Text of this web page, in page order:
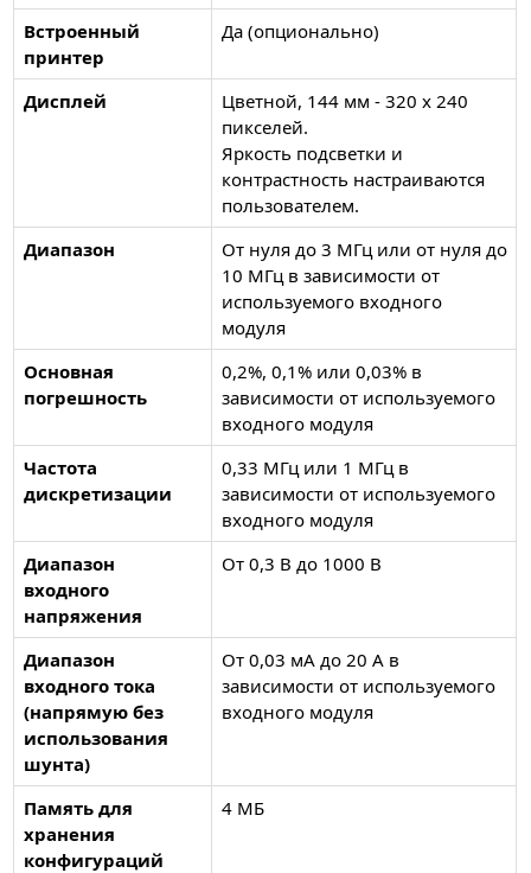
Встроенный
принтер
Да (опционально)
Дисплей
Цветной, 144 мм - 320 x 240
пикселей.
Яркость подсветки и
контрастность настраиваются
пользователем.
Диапазон
От нуля до 3 МГц или от нуля до
10 МГц в зависимости от
используемого входного
модуля
Основная
погрешность
0,2%, 0,1% или 0,03% в
зависимости от используемого
входного модуля
Частота
дискретизации
0,33 МГц или 1 МГц в
зависимости от используемого
входного модуля
Диапазон
входного
напряжения
От 0,3 В до 1000 В
Диапазон
входного тока
(напрямую без
использования
шунта)
От 0,03 мА до 20 А в
зависимости от используемого
входного модуля
Память для
хранения
конфигураций
4 МБ